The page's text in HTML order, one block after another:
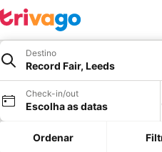
Destino
Record Fair, Leeds
Check-in/out
Escolha as datas
Ordenar